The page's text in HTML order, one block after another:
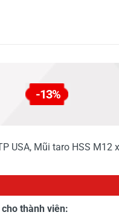
-13%
USA, Mũi taro HSS M12
thành viên: